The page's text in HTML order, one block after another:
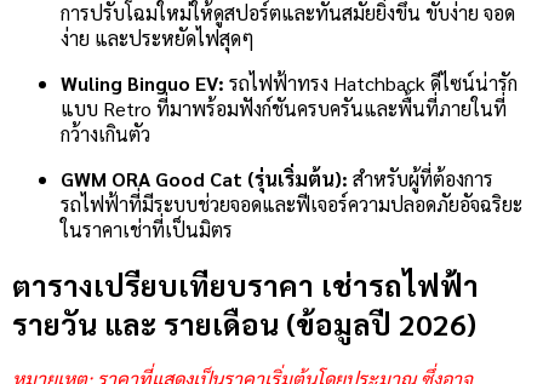
การปรับโฉมใหม่ให้ดูสปอร์ตและทันสมัยยิ่งขึ้น ขับง่าย จอด
ง่าย และประหยัดไฟสุดๆ
Wuling Binguo EV: รถไฟฟ้าทรง Hatchback ดีไซน์น่ารัก
แบบ Retro ที่มาพร้อมฟังก์ชันครบครันและพื้นที่ภายในที่
กว้างเกินตัว
GWM ORA Good Cat (รุ่นเริ่มต้น): สำหรับผู้ที่ต้องการ
รถไฟฟ้าที่มีระบบช่วยจอดและฟีเจอร์ความปลอดภัยอัจฉริยะ
ในราคาเช่าที่เป็นมิตร
ตารางเปรียบเทียบราคา เช่ารถไฟฟ้า
รายวัน และ รายเดือน (ข้อมูลปี 2026)
หมายเหตุ: ราคาที่แสดงเป็นราคาเริ่มต้นโดยประมาณ ซึ่งอาจ